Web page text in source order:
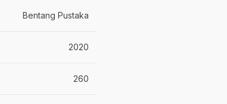
Bentang Pustaka
2020
260